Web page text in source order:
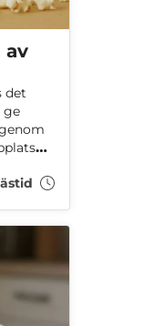
av
det
ge